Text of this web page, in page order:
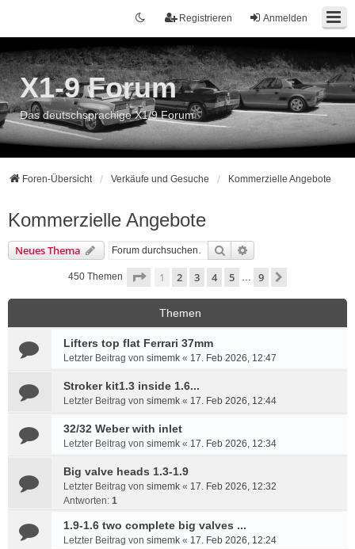
Anmelden
Registrieren
X1-9 Forum
Das deutschsprachige X1/9 Forum
Foren-Übersicht Verkäufe und Gesuche Kommerzielle Angebote
Kommerzielle Angebote
Neues Thema Suche
450 Themen Seite 1von
1 2 3 4 5 … 9
Themen
Lifters top flat Ferrari 37mm
Letzter Beitrag von simemk « 17. Feb 2026, 12:47
Stroker kit1.3 inside 1.6...
Letzter Beitrag von simemk « 17. Feb 2026, 12:44
32/32 Weber with inlet
Letzter Beitrag von simemk « 17. Feb 2026, 12:34
Big valve heads 1.3-1.9
Letzter Beitrag von simemk « 17. Feb 2026, 12:32
Antworten: 1
1.9-1.6 two complete big valves ...
Letzter Beitrag von simemk « 17. Feb 2026, 12:24